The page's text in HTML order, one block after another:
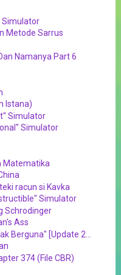
Simulator
Metode Sarrus
Namanya Part 6
Istana)
Simulator
Simulator
Matematika
racun si Kavka
Simulator
Schrodinger
Ass
Berguna" [Update 2...
374 (File CBR)